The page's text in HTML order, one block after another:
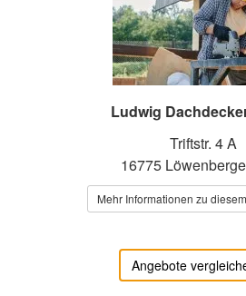
Ludwig
Triftstr. 4 A
16775
Mehr Informationen zu
Angebote